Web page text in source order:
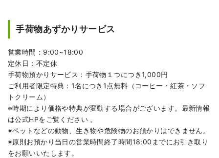
手荷物あずかりサービス
営業時間：9:00~18:00
定休日：不定休
手荷物預かりサービス：手荷物１つにつき1,000円
ご利用者限定特典：1名につき1点無料（コーヒー・紅茶・ソフ
トクリーム）
※時期により価格や特典が変動する場合がございます。最新情報
は公式HPをご覧ください 。
※ペットなどの動物、生き物や危険物のお預かりはできません。
※原則お預かり当日の営業時間終了時間18:00までにお引き取り
をお願いいたします。